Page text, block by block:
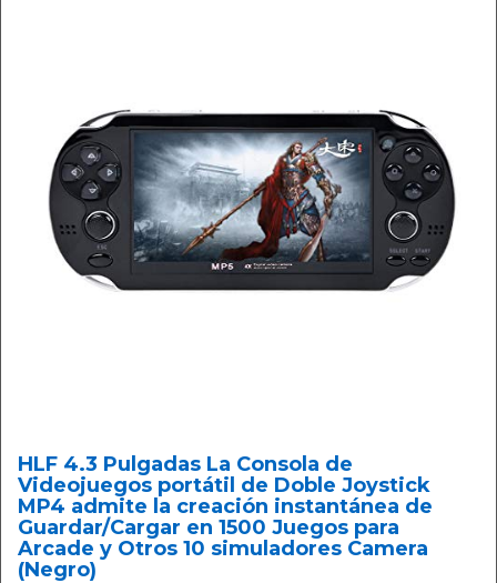
HLF 4.3 Pulgadas La Consola de
Videojuegos portátil de Doble Joystick
MP4 admite la creación instantánea de
Guardar/Cargar en 1500 Juegos para
Arcade y Otros 10 simuladores Camera
(Negro)